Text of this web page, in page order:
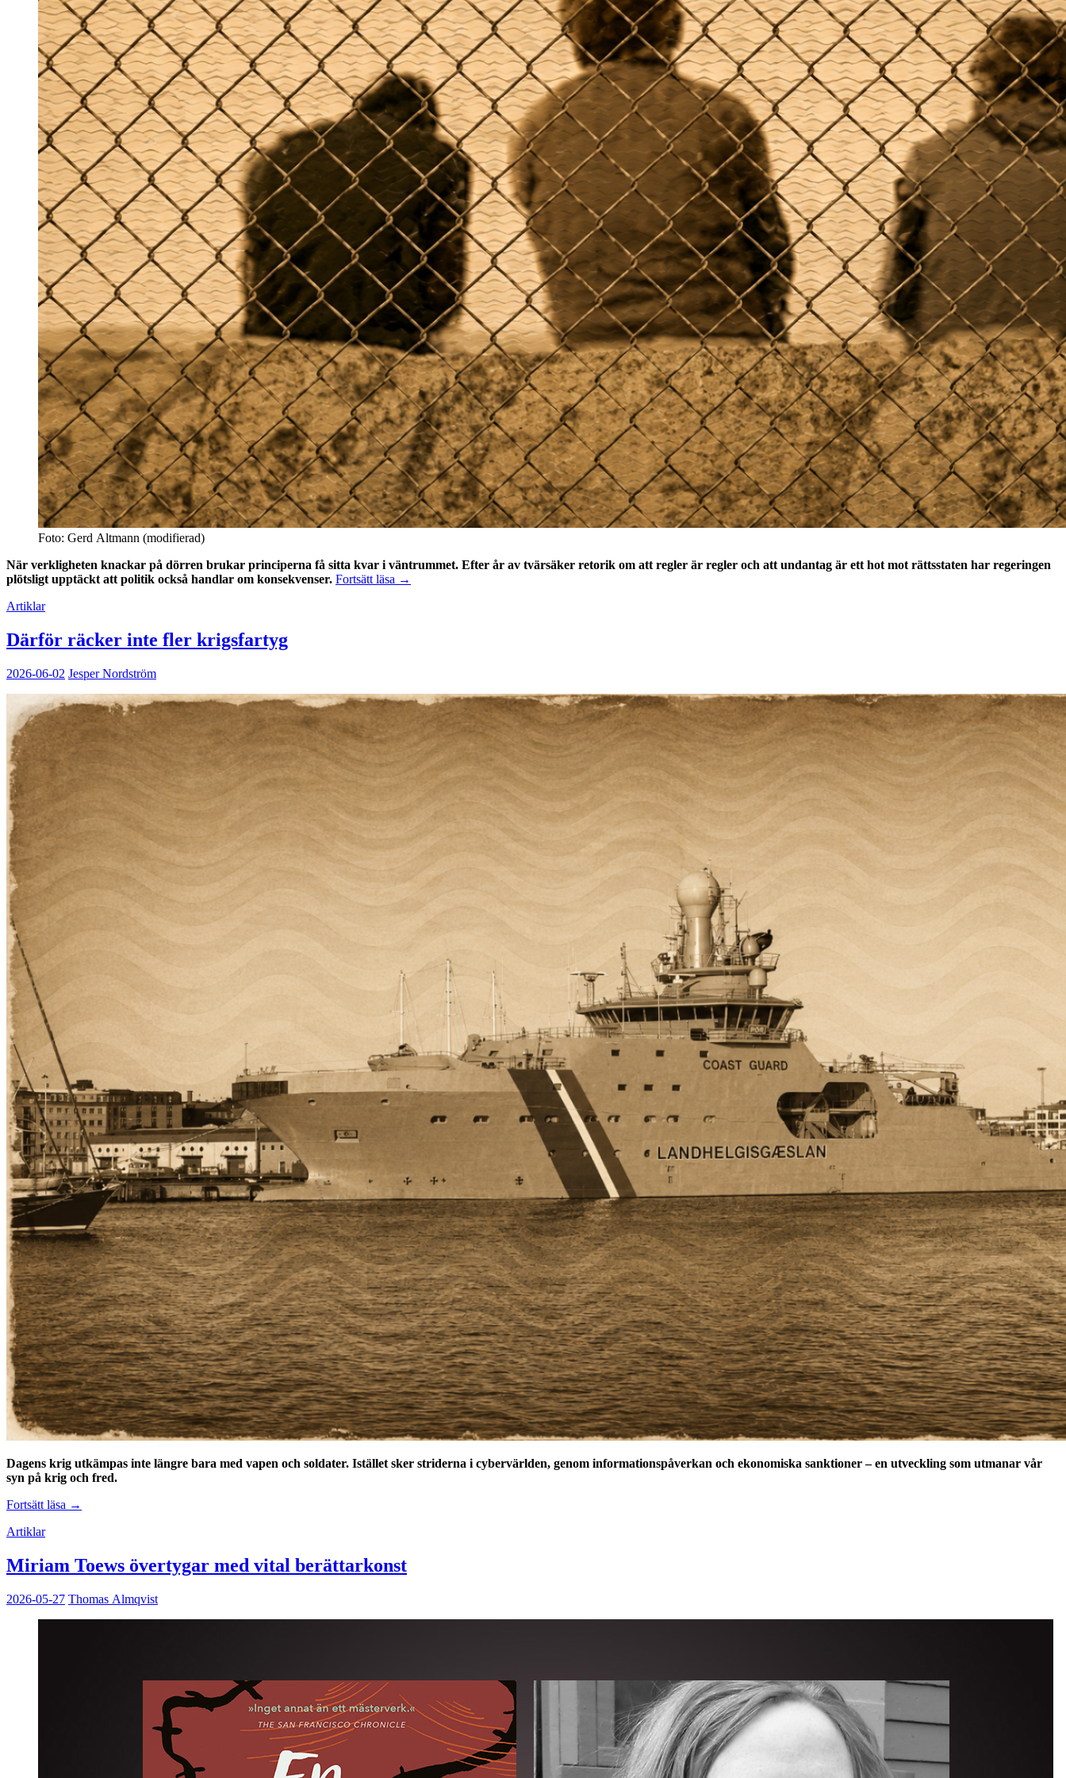
Foto: Gerd Altmann (modifierad)
När verkligheten knackar på dörren brukar principerna få sitta kvar i väntrummet. Efter år av tvärsäker retorik om att regler är regler och att undantag är ett hot mot rättsstaten har regeringen
plötsligt upptäckt att politik också handlar om konsekvenser. Fortsätt läsa När
→
Artiklar
Därför räcker inte fler krigsfartyg
2026-06-02 Jesper Nordström
Dagens krig utkämpas inte längre bara med vapen och soldater. Istället sker striderna i cybervärlden, genom informationspåverkan och ekonomiska sanktioner – en utveckling som utmanar vår
syn på krig och fred.
Fortsätt läsa Därför
krigsfartyg
→
Artiklar
Miriam Toews övertygar med vital berättarkonst
2026-05-27 Thomas Almqvist